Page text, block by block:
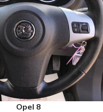
Opel 8